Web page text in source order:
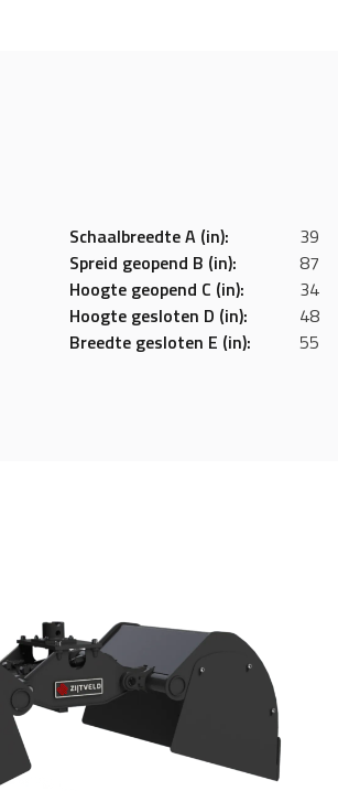
Schaalbreedte A (in):
Spreid geopend B (in):
Hoogte geopend C (in):
Hoogte gesloten D (in):
Breedte gesloten E (in):
39
87
34
48
55